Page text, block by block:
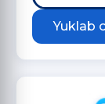
Yuklab